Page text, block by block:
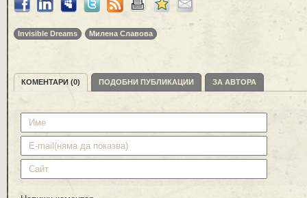
Invisible Dreams Милена Славова
КОМЕНТАРИ (0) ПОДОБНИ ПУБЛИКАЦИИ ЗА АВТОРА